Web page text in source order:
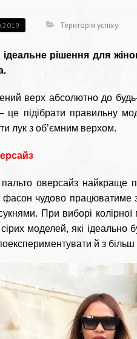
Територія успіху
рішення для
верх абсолютно до
підібрати правильну
лук з об’ємним верхом.
оверсайз найкраще
фасон чудово
При виборі
моделей, які ідеально
й з